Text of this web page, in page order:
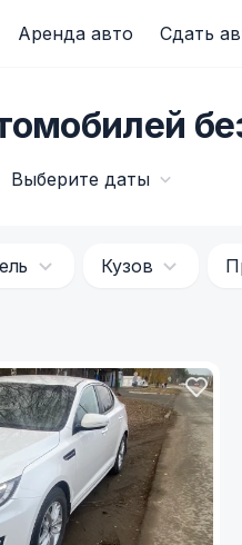
Аренда авто Сдать
Выберите даты
Кузов